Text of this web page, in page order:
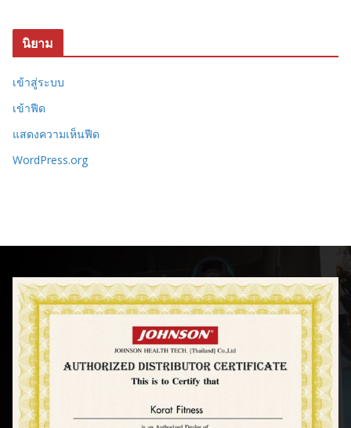
นิยาม
เข้าสู่ระบบ
เข้าฟีด
แสดงความเห็นฟีด
WordPress.org